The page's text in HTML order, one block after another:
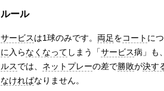
ルール
サービスは1球のみです。 両足をコート に
に 入らなくなって しまう「サービス病」も、
ルスでは、 ネットプレーの差で勝敗が決す
なければなりません。